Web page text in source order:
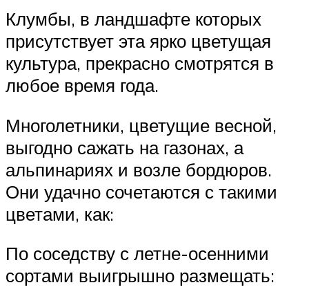
Клумбы, в ландшафте которых
присутствует эта ярко цветущая
культура, прекрасно смотрятся в
любое время года.
Многолетники, цветущие весной,
выгодно сажать на газонах, а
альпинариях и возле бордюров.
Они удачно сочетаются с такими
цветами, как:
По соседству с летне-осенними
сортами выигрышно размещать: